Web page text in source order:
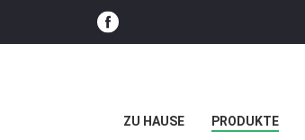
ZU HAUSE PRODUKTE